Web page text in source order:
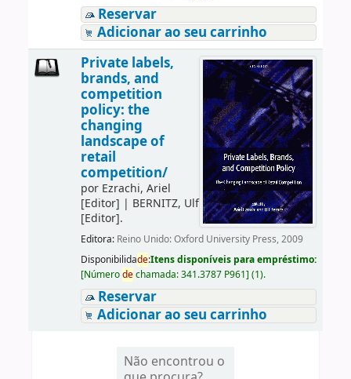
Reservar
Adicionar ao seu carrinho
Private labels,
brands, and
competition
policy: the
changing
landscape of
retail
competition/
por Ezrachi, Ariel
[Editor] | BERNITZ, Ulf
[Editor].
Editora: Reino Unido: Oxford University Press, 2009
Disponibilidade:Itens disponíveis para empréstimo:
[Númerodechamada:341.3787 P961] (1).
Reservar
Adicionar ao seu carrinho
Não encontrou o